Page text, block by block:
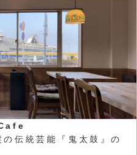
伝統芸能『鬼太鼓』の